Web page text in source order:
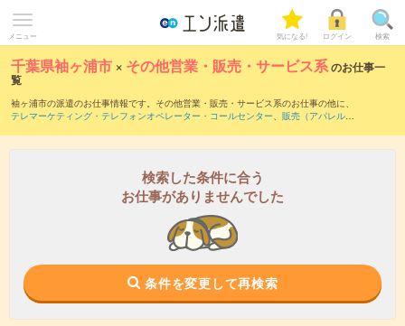
メニュー 気になる! ログイン 検索
千葉県袖ヶ浦市 × その他営業・販売・サービス系のお仕事一
覧
袖ヶ浦市の派遣のお仕事情報です。その他営業・販売・サービス系のお仕事の他に、
テレマーケティング・テレフォンオペレーター・コールセンター、 販売（アパレル・
んでいただけます。
検索した条件に合う
お仕事がありませんでした
条件を変更して再検索